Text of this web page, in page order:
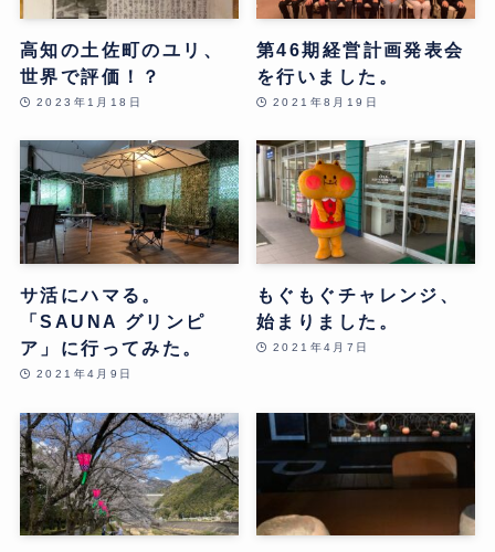
高知の土佐町のユリ、
世界で評価！？
2023年1月18日
第46期経営計画発表会
を行いました。
2021年8月19日
サ活にハマる。
「SAUNA グリンピ
ア」に行ってみた。
2021年4月9日
もぐもぐチャレンジ、
始まりました。
2021年4月7日